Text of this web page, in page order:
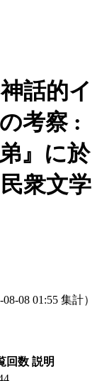
話的イ
考察 :
』に於
衆文学
08-08 01:55 集計）
回数 説明